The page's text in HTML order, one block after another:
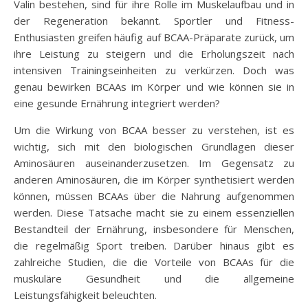
Valin bestehen, sind für ihre Rolle im Muskelaufbau und in
der Regeneration bekannt. Sportler und Fitness-
Enthusiasten greifen häufig auf BCAA-Präparate zurück, um
ihre Leistung zu steigern und die Erholungszeit nach
intensiven Trainingseinheiten zu verkürzen. Doch was
genau bewirken BCAAs im Körper und wie können sie in
eine gesunde Ernährung integriert werden?
Um die Wirkung von BCAA besser zu verstehen, ist es
wichtig, sich mit den biologischen Grundlagen dieser
Aminosäuren auseinanderzusetzen. Im Gegensatz zu
anderen Aminosäuren, die im Körper synthetisiert werden
können, müssen BCAAs über die Nahrung aufgenommen
werden. Diese Tatsache macht sie zu einem essenziellen
Bestandteil der Ernährung, insbesondere für Menschen,
die regelmäßig Sport treiben. Darüber hinaus gibt es
zahlreiche Studien, die die Vorteile von BCAAs für die
muskuläre Gesundheit und die allgemeine
Leistungsfähigkeit beleuchten.